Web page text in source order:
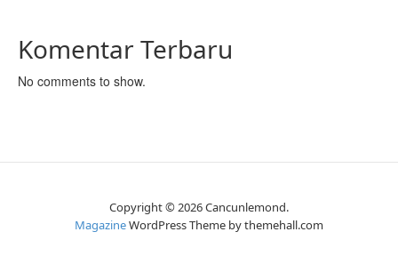
Komentar Terbaru
No comments to show.
Copyright © 2026 Cancunlemond.
MagazineWordPress Theme by themehall.com